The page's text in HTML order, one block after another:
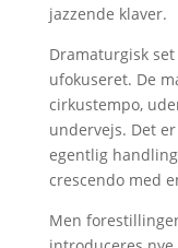
jazzende klaver.
Dramaturgisk
ufokuseret. De
cirkustempo,
undervejs. Det
egentlig
crescendo med
Men